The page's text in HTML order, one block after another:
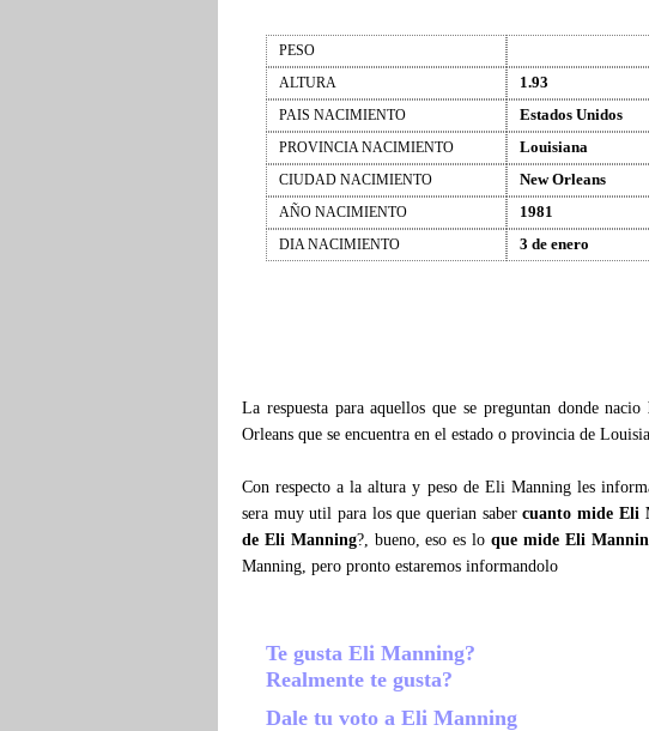
PESO
ALTURA
1.93
PAIS NACIMIENTO Estados Unidos
PROVINCIA NACIMIENTO Louisiana
CIUDAD NACIMIENTO New Orleans
AÑO NACIMIENTO 1981
DIA NACIMIENTO 3 de enero
La respuesta para aquellos que se preguntan donde nacio
Orleans que se encuentra en el estado o provincia de
Con respecto a la altura y peso de Eli Manning les
sera muy util para los que querian sabercuanto mide Eli
de Eli Manning?, bueno, eso es loque mide Eli
Manning, pero pronto estaremos informandolo
Te gusta Eli Manning?
Realmente te gusta?
Dale tu voto a Eli Manning